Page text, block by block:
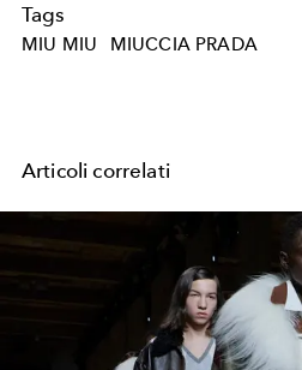
Tags
MIU MIU MIUCCIA PRADA
Articoli correlati